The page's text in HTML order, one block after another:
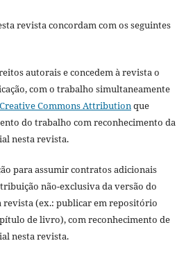
revista concordam com os seguintes
autorais e concedem à revista o
com o trabalho simultaneamente
Commons Attributionque
do trabalho com reconhecimento da
nesta revista.
para assumir contratos adicionais
não-exclusiva da versão do
revista (ex.: publicar em repositório
de livro), com reconhecimento de
nesta revista.